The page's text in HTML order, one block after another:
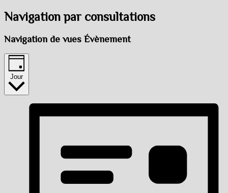
Navigation par consultations
Navigation de vues Évènement
Jour